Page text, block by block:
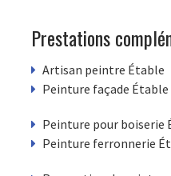
Prestations
Artisan peintre Étable
Peinture façade Étable
Peinture pour boiserie
Peinture ferronnerie